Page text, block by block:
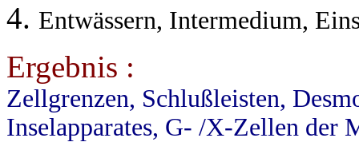
Entwässern, Intermedium,
Ergebnis :
Zellgrenzen, Schlußleisten,
Inselapparates, G- /X-Zellen der